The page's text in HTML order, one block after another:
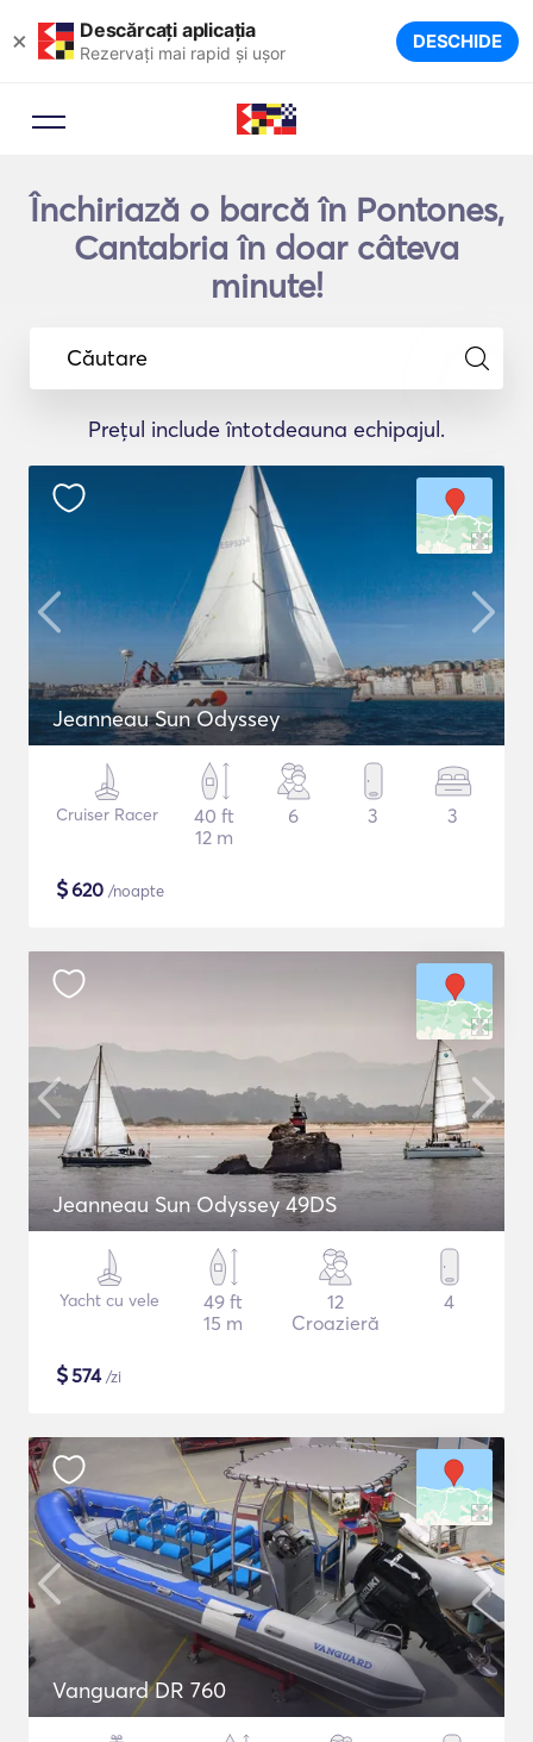
× Descărcați aplicația
Rezervați mai rapid și ușor DESCHIDE
Închiriază o barcă în Pontones,
Cantabria în doar câteva
minute!
Căutare
Prețul include întotdeauna echipajul.
Jeanneau Sun Odyssey
Cruiser Racer
40 ft
12 m
6 3 3
$620 /noapte
Jeanneau Sun Odyssey 49DS
Yacht cu vele
49 ft
15 m
12
Croazieră
4
$574/zi
Vanguard DR 760